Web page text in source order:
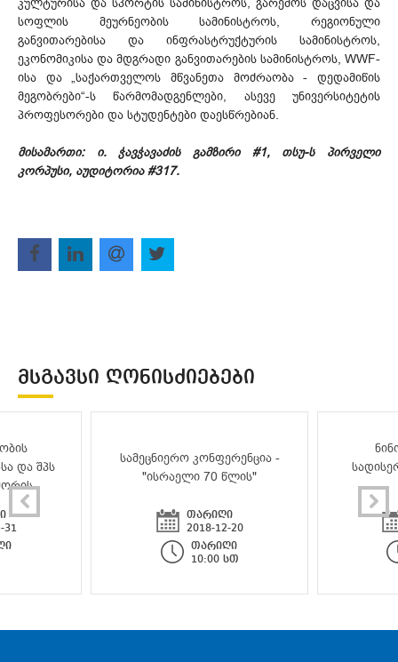
სოფლის მეურნეობის სამინისტროს, რეგიონული
განვითარებისა და ინფრასტრუქტურის სამინისტროს,
ეკონომიკისა და მდგრადი განვითარების სამინისტროს, WWF-
ისა და „საქართველოს მწვანეთა მოძრაობა - დედამიწის
მეგობრები“-ს წარმომადგენლები, ასევე უნივერსიტეტის
პროფესორები და სტუდენტები დაესწრებიან.
მისამართი: ი. ჭავჭავაძის გამზირი #1, თსუ-ს პირველი
კორპუსი, აუდიტორია #317.
ᲛᲡᲒᲐᲕᲡᲘ ᲦᲝᲜᲘᲡᲫᲘᲔᲑᲔᲑᲘ
და შპს
31
სამეცნიერო კონფერენცია -
"ისრაელი 70 წლის"
თარიღი
2018-12-20
თარიღი
10:00 სთ